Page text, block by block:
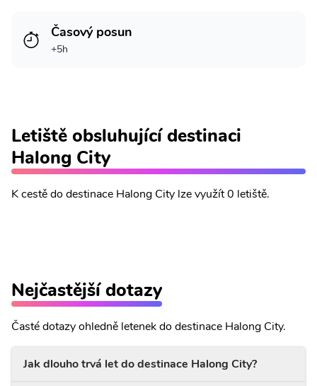
Časový posun
+5h
Letiště obsluhující destinaci
Halong City
K cestě do destinace Halong City lze využít 0 letiště.
Nejčastější dotazy
Časté dotazy ohledně letenek do destinace Halong City.
Jak dlouho trvá let do destinace Halong City?